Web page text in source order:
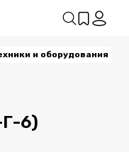
и оборудования
6)